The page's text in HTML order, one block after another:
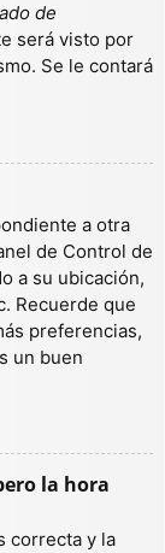
de
será visto por
Se le contará
a otra
de Control de
a su ubicación,
Recuerde que
preferencias,
un buen
la hora
correcta y la